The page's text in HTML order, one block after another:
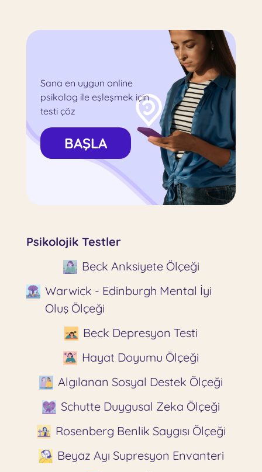
Sana en uygun online
psikolog ile eşleşmek için
testi çöz
BAŞLA
Psikolojik Testler
Beck Anksiyete Ölçeği
Warwick - Edinburgh Mental İyi
Oluş Ölçeği
Beck Depresyon Testi
Hayat Doyumu Ölçeği
Algılanan Sosyal Destek Ölçeği
Schutte Duygusal Zeka Ölçeği
Rosenberg Benlik Saygısı Ölçeği
Beyaz Ayı Supresyon Envanteri